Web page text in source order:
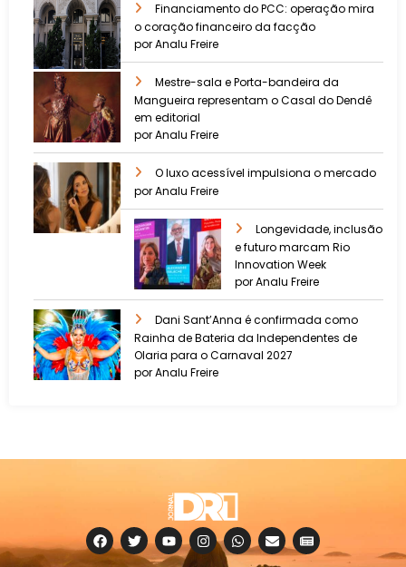
Financiamento do PCC: operação mira
o coração financeiro da facção
por Analu Freire
Mestre-sala e Porta-bandeira da
Mangueira representam o Casal do Dendê
em editorial
por Analu Freire
O luxo acessível impulsiona o mercado
por Analu Freire
Longevidade, inclusão
e futuro marcam Rio
Innovation Week
por Analu Freire
Dani Sant’Anna é confirmada como
Rainha de Bateria da Independentes de
Olaria para o Carnaval 2027
por Analu Freire